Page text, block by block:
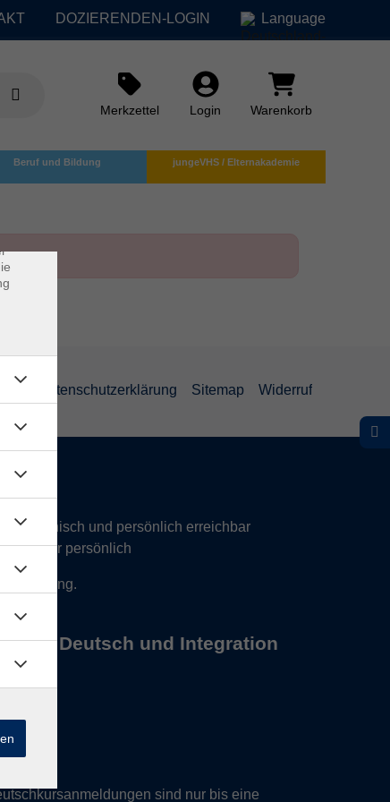
DOZIERENDEN-LOGIN Language
Merkzettel Login Warenkorb
Beruf und Bildung jungeVHS / Elternakademie
Datenschutzerklärung Sitemap Widerruf
telefonisch und persönlich erreichbar
Uhr nur persönlich
Deutsch und Integration
sind nur bis eine
×